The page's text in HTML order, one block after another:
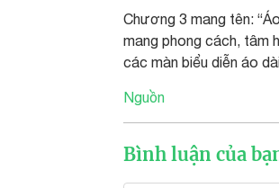
Chương 3 mang tên:
mang phong cách, tâm
các màn biểu diễn áo
Nguồn
Bình luận của